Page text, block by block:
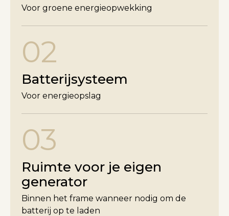
Voor groene energieopwekking
02
Batterijsysteem
Voor energieopslag
03
Ruimte voor je eigen
generator
Binnen het frame wanneer nodig om de
batterij op te laden